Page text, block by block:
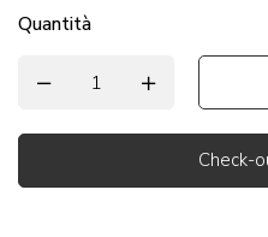
Quantità
Check-